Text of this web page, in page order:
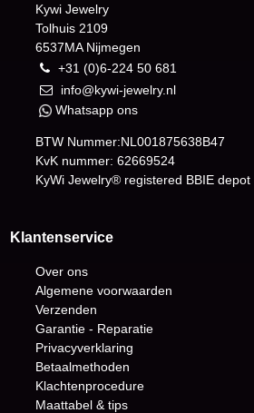
Kywi Jewelry
Tolhuis 2109
6537MA Nijmegen
+31 (0)6-224 50 681
info@kywi-jewelry.nl
Whatsapp ons
BTW Nummer:NL001875638B47
KvK nummer: 62669524
KyWi Jewelry® registered BBIE depot
Klantenservice
Over ons
Algemene voorwaarden
Verzenden
Garantie - Reparatie
Privacyverklaring
Betaalmethoden
Klachtenprocedure
Maattabel & tips